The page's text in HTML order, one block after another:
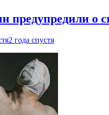
предупредили о
2 года спустя